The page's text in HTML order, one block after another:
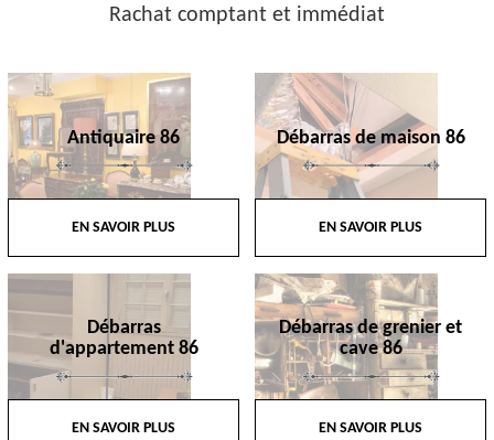
Rachat comptant et immédiat
Antiquaire 86
EN SAVOIR PLUS
Débarras de maison 86
EN SAVOIR PLUS
Débarras
d'appartement 86
EN SAVOIR PLUS
Débarras de grenier et
cave 86
EN SAVOIR PLUS